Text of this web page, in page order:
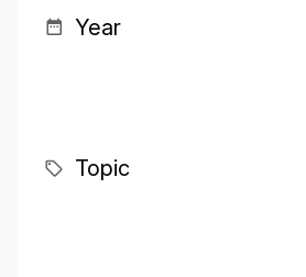
Year
Topic